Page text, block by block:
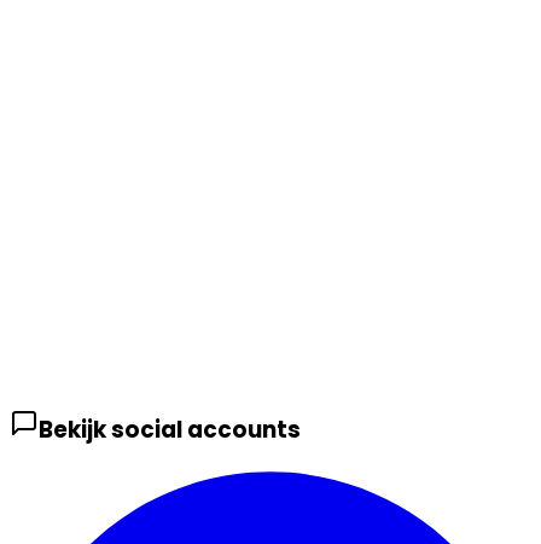
Bekijk social accounts